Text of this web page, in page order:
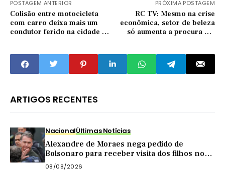
POSTAGEM ANTERIOR
Colisão entre motocicleta
com carro deixa mais um
condutor ferido na cidade de
PRÓXIMA POSTAGEM
RC TV: Mesmo na crise
econômica, setor de beleza
só aumenta a procura em
ARTIGOS RECENTES
NacionalÚltimas Notícias
Alexandre de Moraes nega pedido de
Bolsonaro para receber visita dos filhos no
dia dos pais
08/08/2026